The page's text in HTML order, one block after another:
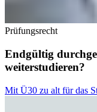
Prüfungsrecht
Endgültig
weiterstudieren?
Mit Ü30 zu alt für das